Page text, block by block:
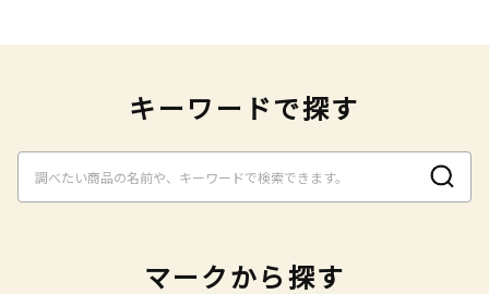
キーワードで探す
マークから探す